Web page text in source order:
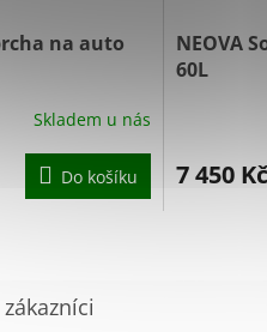
na auto
Skladem u nás
Do košíku
NEOVA
60L
7 450 Kč